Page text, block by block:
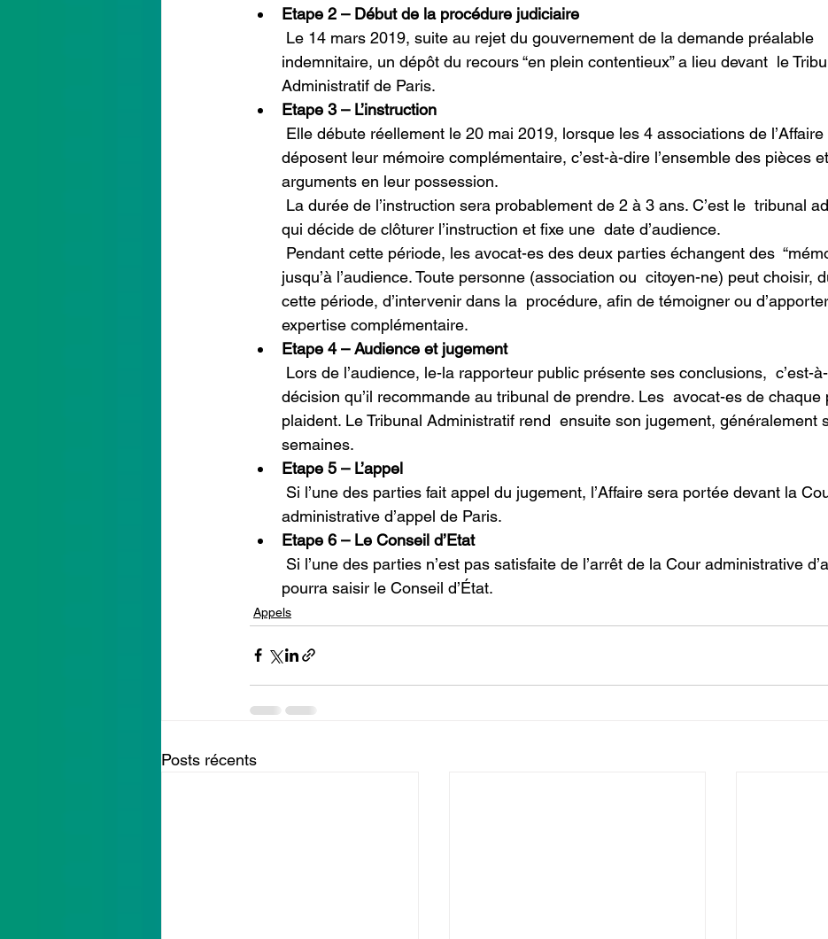
Etape 2 – Début de la procédure judiciaire
indemnitaire, un dépôt du recours “en plein contentieux” a lieu devant  le
Administratif de Paris.
Etape 3 – L’instruction
déposent leur mémoire complémentaire, c’est-à-dire l’ensemble des pièces et
arguments en leur possession.
qui décide de clôturer l’instruction et fixe une  date d’audience.
jusqu’à l’audience. Toute personne (association ou  citoyen-ne) peut choisir,
cette période, d’intervenir dans la  procédure, afin de témoigner ou
expertise complémentaire.
Etape 4 – Audience et jugement
décision qu’il recommande au tribunal de prendre. Les  avocat-es de chaque
plaident. Le Tribunal Administratif rend  ensuite son jugement, généralement
semaines.
Etape 5 – L’appel
administrative d’appel de Paris.
Etape 6 – Le Conseil d’Etat
pourra saisir le Conseil d’État.
Appels
Posts récents